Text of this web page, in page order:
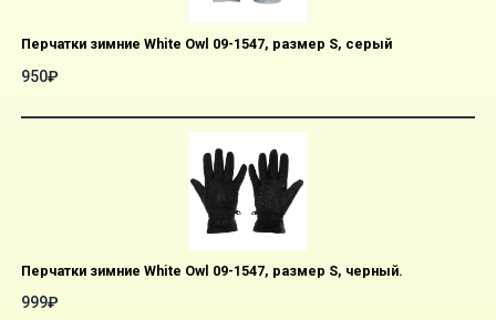
Перчатки зимние White Owl 09-1547, размер S, серый
950₽
Перчатки зимние White Owl 09-1547, размер S, черный.
999₽